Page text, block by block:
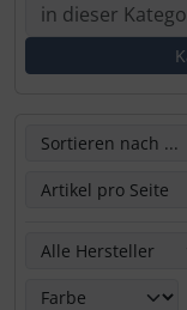
Hier kannst Du